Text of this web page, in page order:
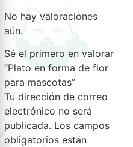
No hay valoraciones
aún.
Sé el primero en valorar
“Plato en forma de flor
para mascotas”
Tu dirección de correo
electrónico no será
publicada. Los campos
obligatorios están